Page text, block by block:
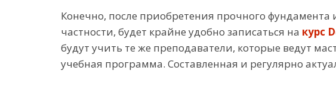
Конечно, после приобретения прочного
частности, будет крайне удобно записаться на курс
будут учить те же преподаватели, которые ведут
учебная программа. Составленная и регулярно